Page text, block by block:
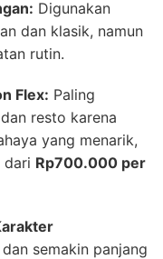
Digunakan
dan klasik, namun
rutin.
Flex: Paling
resto karena
yang menarik,
dari Rp700.000 per
semakin panjang